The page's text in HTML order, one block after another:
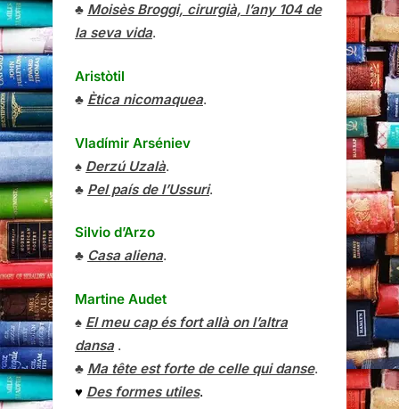
♣ Moisès Broggi, cirurgià, l’any 104 de
la seva vida.
Aristòtil
♣ Ètica nicomaquea.
Vladímir Arséniev
♠ Derzú Uzalà.
♣ Pel país de l’Ussuri.
Silvio d’Arzo
♣ Casa aliena.
Martine Audet
♠ El meu cap és fort allà on l’altra
dansa.
♣ Ma tête est forte de celle qui danse.
♥ Des formes utiles.